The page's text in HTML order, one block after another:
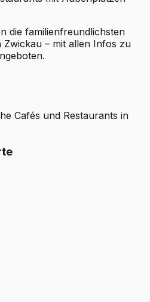
die familienfreundlichsten
Zwickau – mit allen Infos zu
Cafés und Restaurants in